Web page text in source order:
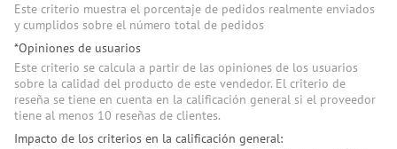
Este criterio muestra el porcentaje de pedidos realmente enviados
y cumplidos sobre el número total de pedidos
*Opiniones de usuarios
Este criterio se calcula a partir de las opiniones de los usuarios
sobre la calidad del producto de este vendedor. El criterio de
reseña se tiene en cuenta en la calificación general si el proveedor
tiene al menos 10 reseñas de clientes.
Impacto de los criterios en la calificación general: